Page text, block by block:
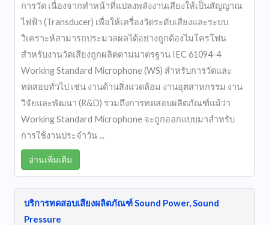
การวัด เนื่องจากทำหน้าที่แปลงพลังงานเสียงให้เป็นสัญญาณ
ไฟฟ้า (Transducer) เพื่อให้เครื่องวัดระดับเสียงและระบบ
วิเคราะห์สามารถประมวลผลได้อย่างถูกต้องไมโครโฟน
สำหรับงานวัดเสียงถูกผลิตตามมาตรฐาน IEC 61094-4
Working Standard Microphone (WS) สำหรับการวัดและ
ทดสอบทั่วไป เช่น งานด้านสิ่งแวดล้อม งานอุตสาหกรรม งาน
วิจัยและพัฒนา (R&D) รวมถึงการทดสอบผลิตภัณฑ์แม้ว่า
Working Standard Microphone จะถูกออกแบบมาสำหรับ
การใช้งานประจำวัน ...
อ่านเพิ่มเติม
บริการทดสอบเสียงผลิตภัณฑ์ Sound Power, Sound
Pressure